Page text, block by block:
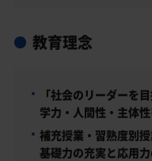
教育理念
「社会のリーダーを
学力・人間性・主体
補充授業・習熟度別
基礎力の充実と応用